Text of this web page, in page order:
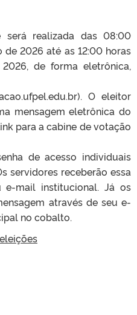
realizada das 08:00
2026 até as 12:00 horas
de forma eletrônica,
O eleitor
mensagem eletrônica do
para a cabine de votação
de acesso individuais
servidores receberão essa
e-mail institucional. Já os
através de seu e-
no cobalto.